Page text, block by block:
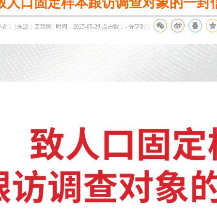
者： | 来源：互联网 | 时间：2025-05-29 点击数： - 分享到：